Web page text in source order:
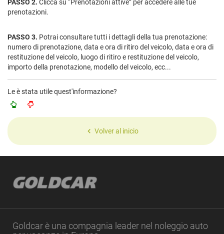
PASSO 2. Clicca su “Prenotazioni attive” per accedere alle tue
prenotazioni.
PASSO 3. Potrai consultare tutti i dettagli della tua prenotazione:
numero di prenotazione, data e ora di ritiro del veicolo, data e ora di
restituzione del veicolo, luogo di ritiro e restituzione del veicolo,
importo della prenotazione, modello del veicolo, ecc...
Le è stata utile quest'informazione?
Volver al inicio
Goldcar è una compagnia leader nel noleggio auto